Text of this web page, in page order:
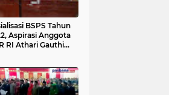
BSPS Tahun
RI Athari Gauthi